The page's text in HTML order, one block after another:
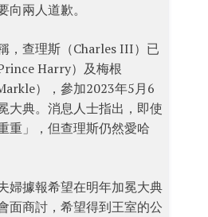
向兩人道歉。
，查理斯（Charles III）已
Harry）及梅根
），參加2023年5月6
大典。消息人士指出，即使
重」，但查理斯仍然愛哈
婦據報希望在明年加冕大典
面商討，希望得到王室的公